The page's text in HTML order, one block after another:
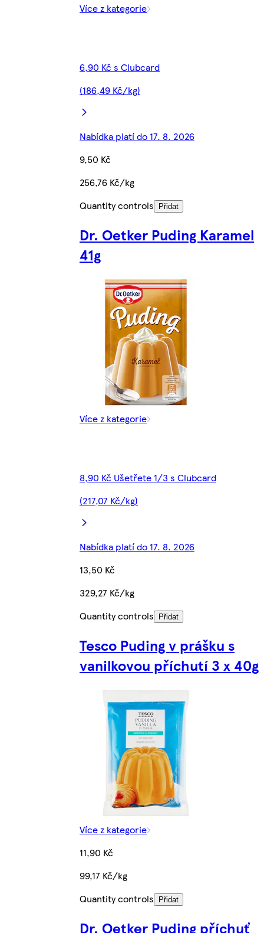
Více z kategorie
6,90 Kč s Clubcard
(186,49 Kč/kg)
Nabídka platí do 17. 8. 2026
9,50 Kč
256,76 Kč/kg
Quantity controls
Přidat
Dr. Oetker Puding Karamel
41g
Více z kategorie
8,90 Kč Ušetřete 1/3 s Clubcard
(217,07 Kč/kg)
Nabídka platí do 17. 8. 2026
13,50 Kč
329,27 Kč/kg
Quantity controls
Přidat
Tesco Puding v prášku s
vanilkovou příchutí 3 x 40g
Více z kategorie
11,90 Kč
99,17 Kč/kg
Quantity controls
Přidat
Dr. Oetker Puding příchuť